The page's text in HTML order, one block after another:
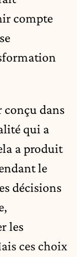
compte
conçu dans
qui a
a produit
le
décisions
les
ces choix